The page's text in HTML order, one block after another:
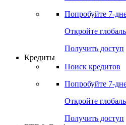
Поиск акций
Российские IPO/
Попробуйте7-
Откройте
Получить доступ
Поиск кредитов
Попробуйте7-